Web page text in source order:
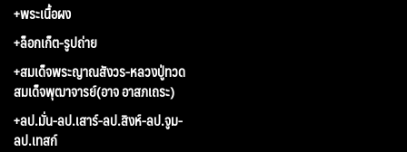
+พระเนื้อผง
+ล็อกเก็ต-รูปถ่าย
+สมเด็จพระญาณสังวร-หลวงปู่ทวด
สมเด็จพุฒาจารย์(อาจ อาสภเถระ)
+ลป.มั่น-ลป.เสาร์-ลป.สิงห์-ลป.จูม-
ลป.เทสก์